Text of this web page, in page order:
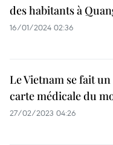
des habitants à
16/01/2024 02:36
Le Vietnam se fait
carte médicale du
27/02/2023 04:26